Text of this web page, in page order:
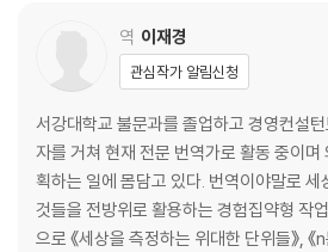
역 이재경
관심작가 알림신청
서강대학교 불문과를 졸업하고 경영컨설
자를 거쳐 현재 전문 번역가로 활동 중이며
획하는 일에 몸담고 있다. 번역이야말로 세
것들을 전방위로 활용하는 경험집약형 작
으로 《세상을 측정하는 위대한 단위들》, 《